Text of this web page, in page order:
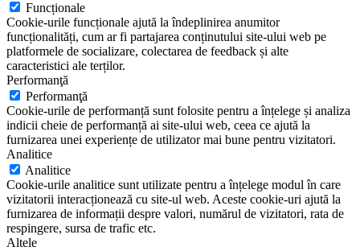
Funcționale
Cookie-urile funcționale ajută la îndeplinirea anumitor
funcționalități, cum ar fi partajarea conținutului site-ului web pe
platformele de socializare, colectarea de feedback și alte
caracteristici ale terților.
Performanţă
Performanţă
Cookie-urile de performanță sunt folosite pentru a înțelege și analiza
indicii cheie de performanță ai site-ului web, ceea ce ajută la
furnizarea unei experiențe de utilizator mai bune pentru vizitatori.
Analitice
Analitice
Cookie-urile analitice sunt utilizate pentru a înțelege modul în care
vizitatorii interacționează cu site-ul web. Aceste cookie-uri ajută la
furnizarea de informații despre valori, numărul de vizitatori, rata de
respingere, sursa de trafic etc.
Altele